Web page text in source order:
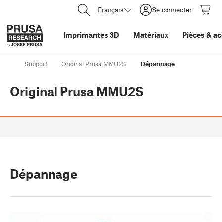
Français Se connecter
Imprimantes 3D Matériaux Pièces &
Support Original Prusa MMU2S Dépannage
Original Prusa MMU2S
Dépannage